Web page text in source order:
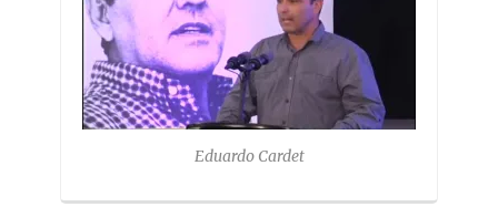
Eduardo Cardet